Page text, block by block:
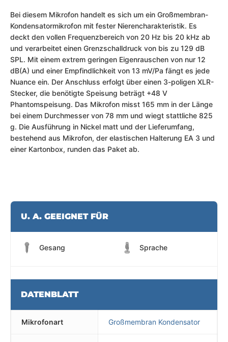
Bei diesem Mikrofon handelt es sich um ein Großmembran-
Kondensatormikrofon mit fester Nierencharakteristik. Es
deckt den vollen Frequenzbereich von 20 Hz bis 20 kHz ab
und verarbeitet einen Grenzschalldruck von bis zu 129 dB
SPL. Mit einem extrem geringen Eigenrauschen von nur 12
dB(A) und einer Empfindlichkeit von 13 mV/Pa fängt es jede
Nuance ein. Der Anschluss erfolgt über einen 3-poligen XLR-
Stecker, die benötigte Speisung beträgt +48 V
Phantomspeisung. Das Mikrofon misst 165 mm in der Länge
bei einem Durchmesser von 78 mm und wiegt stattliche 825
g. Die Ausführung in Nickel matt und der Lieferumfang,
bestehend aus Mikrofon, der elastischen Halterung EA 3 und
einer Kartonbox, runden das Paket ab.
U. A. GEEIGNET FÜR
Gesang Sprache
DATENBLATT
Mikrofonart Großmembran Kondensator